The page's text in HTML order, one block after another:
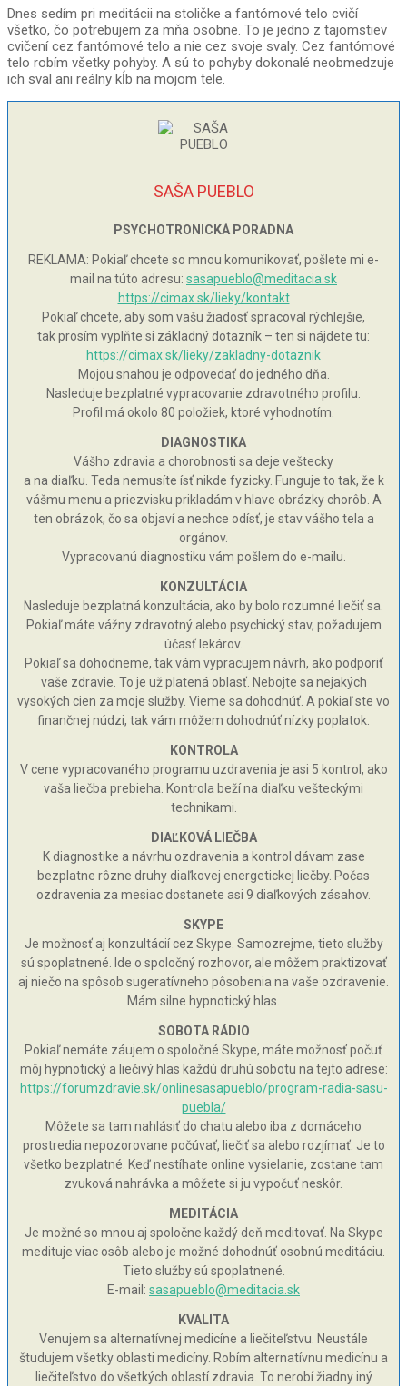
Dnes sedím pri meditácii na stoličke a fantómové telo cvičí
všetko, čo potrebujem za mňa osobne. To je jedno z tajomstiev
cvičení cez fantómové telo a nie cez svoje svaly. Cez fantómové
telo robím všetky pohyby. A sú to pohyby dokonalé neobmedzuje
ich sval ani reálny kĺb na mojom tele.
SAŠA PUEBLO
PSYCHOTRONICKÁ PORADNA
REKLAMA: Pokiaľ chcete so mnou komunikovať, pošlete mi e-
mail na túto adresu: sasapueblo@meditacia.sk
https://cimax.sk/lieky/kontakt
Pokiaľ chcete, aby som vašu žiadosť spracoval rýchlejšie,
tak prosím vyplňte si základný dotazník – ten si nájdete tu:
https://cimax.sk/lieky/zakladny-dotaznik
Mojou snahou je odpovedať do jedného dňa.
Nasleduje bezplatné vypracovanie zdravotného profilu.
Profil má okolo 80 položiek, ktoré vyhodnotím.
DIAGNOSTIKA
Vášho zdravia a chorobnosti sa deje veštecky
a na diaľku. Teda nemusíte ísť nikde fyzicky. Funguje to tak, že k
vášmu menu a priezvisku prikladám v hlave obrázky chorôb. A
ten obrázok, čo sa objaví a nechce odísť, je stav vášho tela a
orgánov.
Vypracovanú diagnostiku vám pošlem do e-mailu.
KONZULTÁCIA
Nasleduje bezplatná konzultácia, ako by bolo rozumné liečiť sa.
Pokiaľ máte vážny zdravotný alebo psychický stav, požadujem
účasť lekárov.
Pokiaľ sa dohodneme, tak vám vypracujem návrh, ako podporiť
vaše zdravie. To je už platená oblasť. Nebojte sa nejakých
vysokých cien za moje služby. Vieme sa dohodnúť. A pokiaľ ste vo
finančnej núdzi, tak vám môžem dohodnúť nízky poplatok.
KONTROLA
V cene vypracovaného programu uzdravenia je asi 5 kontrol, ako
vaša liečba prebieha. Kontrola beží na diaľku vešteckými
technikami.
DIAĽKOVÁ LIEČBA
K diagnostike a návrhu ozdravenia a kontrol dávam zase
bezplatne rôzne druhy diaľkovej energetickej liečby. Počas
ozdravenia za mesiac dostanete asi 9 diaľkových zásahov.
SKYPE
Je možnosť aj konzultácií cez Skype. Samozrejme, tieto služby
sú spoplatnené. Ide o spoločný rozhovor, ale môžem praktizovať
aj niečo na spôsob sugeratívneho pôsobenia na vaše ozdravenie.
Mám silne hypnotický hlas.
SOBOTA RÁDIO
Pokiaľ nemáte záujem o spoločné Skype, máte možnosť počuť
môj hypnotický a liečivý hlas každú druhú sobotu na tejto adrese:
https://forumzdravie.sk/onlinesasapueblo/program-radia-sasu-
puebla/
Môžete sa tam nahlásiť do chatu alebo iba z domáceho
prostredia nepozorovane počúvať, liečiť sa alebo rozjímať. Je to
všetko bezplatné. Keď nestíhate online vysielanie, zostane tam
zvuková nahrávka a môžete si ju vypočuť neskôr.
MEDITÁCIA
Je možné so mnou aj spoločne každý deň meditovať. Na Skype
medituje viac osôb alebo je možné dohodnúť osobnú meditáciu.
Tieto služby sú spoplatnené.
E-mail: sasapueblo@meditacia.sk
KVALITA
Venujem sa alternatívnej medicíne a liečiteľstvu. Neustále
študujem všetky oblasti medicíny. Robím alternatívnu medicínu a
liečiteľstvo do všetkých oblastí zdravia. To nerobí žiadny iný